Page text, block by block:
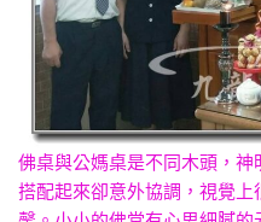
佛桌與公媽桌是不同木頭，
搭配起來卻意外協調，視覺